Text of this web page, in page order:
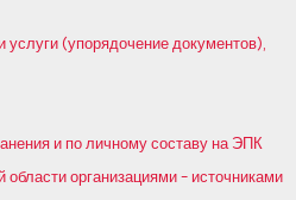
услуги (упорядочение документов),
и по личному составу на ЭПК
организациями – источниками